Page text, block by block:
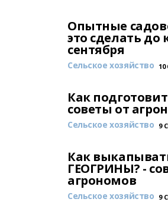
Опытные
это сделать до
сентября
Сельское хозяйство 10
Как
советы от
Сельское хозяйство 9
Как
ГЕОГРИНЫ? -
агрономов
Сельское хозяйство 9